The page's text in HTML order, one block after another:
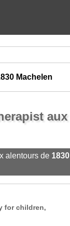
Machelen
aux
alentours de 1830
for children,